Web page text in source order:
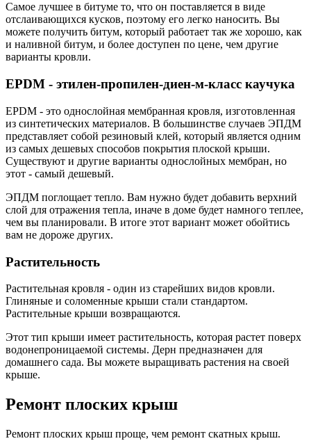
Самое лучшее в битуме то, что он поставляется в виде
отслаивающихся кусков, поэтому его легко наносить. Вы
можете получить битум, который работает так же хорошо, как
и наливной битум, и более доступен по цене, чем другие
варианты кровли.
EPDM - этилен-пропилен-диен-м-класс каучука
EPDM - это однослойная мембранная кровля, изготовленная
из синтетических материалов. В большинстве случаев ЭПДМ
представляет собой резиновый клей, который является одним
из самых дешевых способов покрытия плоской крыши.
Существуют и другие варианты однослойных мембран, но
этот - самый дешевый.
ЭПДМ поглощает тепло. Вам нужно будет добавить верхний
слой для отражения тепла, иначе в доме будет намного теплее,
чем вы планировали. В итоге этот вариант может обойтись
вам не дороже других.
Растительность
Растительная кровля - один из старейших видов кровли.
Глиняные и соломенные крыши стали стандартом.
Растительные крыши возвращаются.
Этот тип крыши имеет растительность, которая растет поверх
водонепроницаемой системы. Дерн предназначен для
домашнего сада. Вы можете выращивать растения на своей
крыше.
Ремонт плоских крыш
Ремонт плоских крыш проще, чем ремонт скатных крыш.